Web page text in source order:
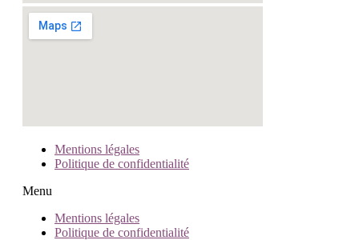
Mentions légales
Politique de confidentialité
Menu
Mentions légales
Politique de confidentialité